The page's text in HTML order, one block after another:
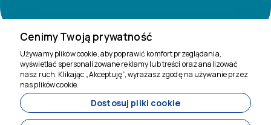
Cenimy Twoją prywatność
Używamy plików cookie, aby poprawić komfort przeglądania,
wyświetlać spersonalizowane reklamy lub treści oraz analizować
nasz ruch. Klikając „Akceptuję”, wyrażasz zgodę na używanie przez
nas plików cookie.
Dostosuj pliki cookie
Jesteśmy tu, by
pomóc